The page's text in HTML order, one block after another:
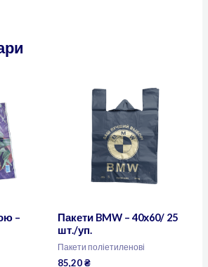
–
Пакети BMW – 40х60/ 25
шт./уп.
Пакети поліетиленові
85,20₴